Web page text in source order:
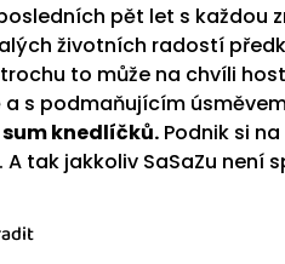
pět let s každou
životních radostí
to může na chvíli
s podmaňujícím
sum knedlíčků. Podnik si
tak jakkoliv SaSaZu není